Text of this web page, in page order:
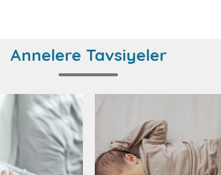
Annelere Tavsiyeler